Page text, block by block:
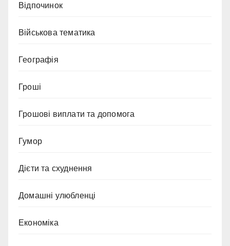
Відпочинок
Військова тематика
Географія
Гроші
Грошові виплати та допомога
Гумор
Дієти та схуднення
Домашні улюбленці
Економіка